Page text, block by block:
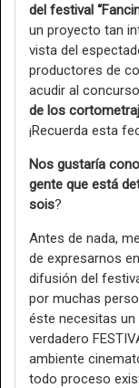
del festival
un proyecto tan
vista del
productores de
acudir al
de los
¡Recuerda esta
Nos gustaría
gente que está
sois?
Antes de nada,
de expresarnos
difusión del
por muchas
éste necesitas un
verdadero
ambiente
todo proceso